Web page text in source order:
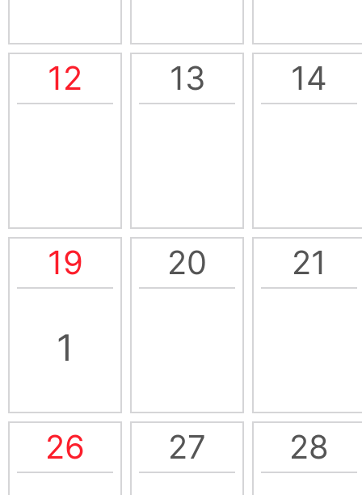
12 13 14
19
1
20 21
26 27 28